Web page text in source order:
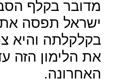
מדובר בקלף
ישראל תפסה
בקלקלתה והיא
את הלימון הזה
האחרונה.